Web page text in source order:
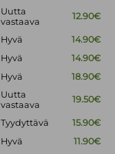
Uutta
vastaava
12.90€
Hyvä
14.90€
Hyvä
14.90€
Hyvä 18.90€
Uutta
vastaava
19.50€
Tyydyttävä
15.90€
Hyvä
11.90€